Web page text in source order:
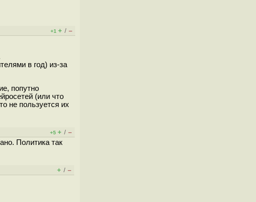
+1 + / –
в год) из-за
попутно
(или что
не пользуется их
+5 + / –
Политика так
+ / –